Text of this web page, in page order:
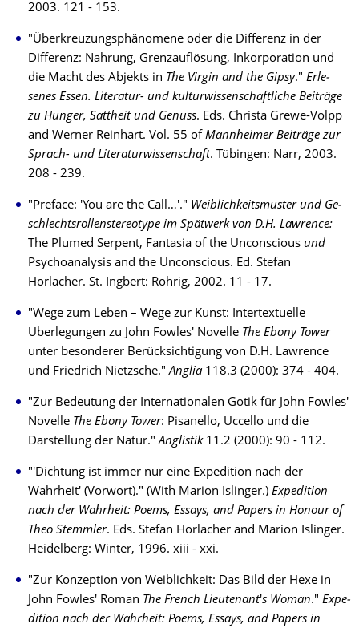
2003. 121 - 153.
"Überkreuzungsphänomene oder die Differenz in der
Differenz: Nahrung, Grenz­auf­lö­sung, Inkorporation und
die Macht des Abjekts in The Virgin and the Gipsy." Er­le­
senes Es­sen. Literatur- und kul­tur­wissenschaftliche Beiträge
zu Hunger, Sattheit und Ge­nuss. Eds. Christa Grewe-Volpp
and Werner Reinhart. Vol. 55 of Mannheimer Beiträge zur
Sprach- und Literaturwissenschaft. Tübingen: Narr, 2003.
208 - 239.
"Preface: 'You are the Call…'." Weiblichkeitsmuster und Ge­
schlechts­rollenstereotype im Spät­werk von D.H. Law­rence:
The Plumed Serpent, Fantasia of the Un­con­scious und
Psycho­analysis and the Uncon­scious. Ed. Stefan
Horlacher. St. Ingbert: Röhrig, 2002. 11 - 17.
"Wege zum Leben – Wege zur Kunst: Intertextuelle
Überlegungen zu John Fowles' No­­velle The Ebony Tower
unter besonderer Berücksichtigung von D.H. Lawrence
und Fried­rich Nietzsche."Anglia118.3 (2000): 374 - 404.
"Zur Bedeutung der Internationalen Gotik für John Fowles'
Novelle The Ebony Tower: Pisanello, Uccello und die
Darstellung der Natur."Anglistik 11.2 (2000): 90 - 112.
"'Dichtung ist immer nur eine Expedition nach der
Wahrheit' (Vorwort)." (With Marion Is­linger.) Ex­pe­dition
nach der Wahrheit: Poems, Essays, and Papers in Honour of
Theo Stem­mler. Eds. Stefan Horlacher and Marion Islinger.
Heidelberg: Winter, 1996. xiii - xxi.
"Zur Konzeption von Weiblichkeit: Das Bild der Hexe in
John Fowles' Roman The French Lieutenant's Woman." Ex­pe­
dition nach der Wahrheit: Poems, Essays, and Papers in